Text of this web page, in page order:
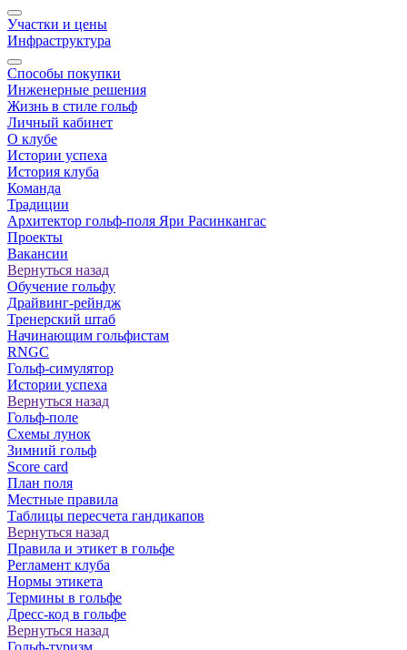
Участки и цены
Инфраструктура
Способы покупки
Инженерные решения
Жизнь в стиле гольф
Личный кабинет
О клубе
Истории успеха
История клуба
Команда
Традиции
Архитектор гольф-поля Яри Расинкангас
Проекты
Вакансии
Вернуться назад
Обучение гольфу
Драйвинг-рейндж
Тренерский штаб
Начинающим гольфистам
RNGC
Гольф-симулятор
Истории успеха
Вернуться назад
Гольф-поле
Схемы лунок
Зимний гольф
Score card
План поля
Местные правила
Таблицы пересчета гандикапов
Вернуться назад
Правила и этикет в гольфе
Регламент клуба
Нормы этикета
Термины в гольфе
Дресс-код в гольфе
Вернуться назад
Гольф-туризм